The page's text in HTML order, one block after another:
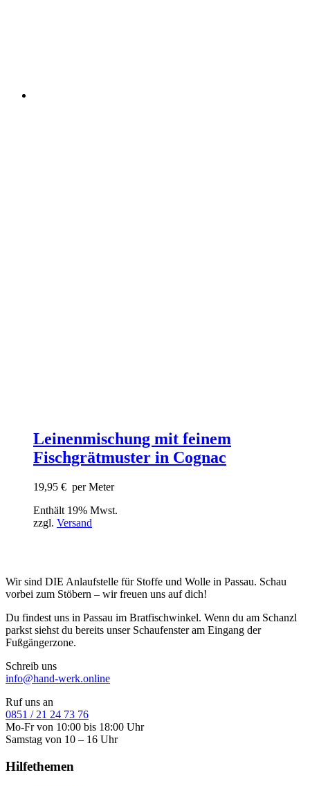
Leinenmischung mit feinem
Fischgrätmuster in Cognac
19,95 € per Meter
Enthält 19% Mwst.
zzgl. Versand
Wir sind DIE Anlaufstelle für Stoffe und Wolle in Passau. Schau
vorbei zum Stöbern – wir freuen uns auf dich!
Du findest uns in Passau im Bratfischwinkel. Wenn du am Schanzl
parkst siehst du bereits unser Schaufenster am Eingang der
Fußgängerzone.
Schreib uns
info@hand-werk.online
Ruf uns an
0851 / 21 24 73 76
Mo-Fr von 10:00 bis 18:00 Uhr
Samstag von 10 – 16 Uhr
Hilfethemen